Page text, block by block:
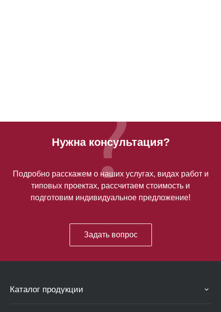
Нужна консультация?
Подробно расскажем о наших услугах, видах работ и
типовых проектах, рассчитаем стоимость и
подготовим индивидуальное предложение!
Задать вопрос
Каталог продукции